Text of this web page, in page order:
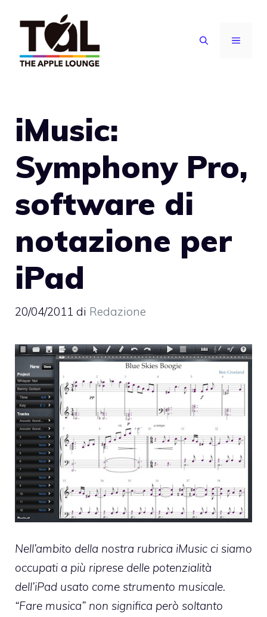
contenuto
MENU
iMusic:
Symphony Pro,
software di
notazione per
iPad
20/04/2011 di Redazione
Nell’ambito della nostra rubrica iMusic ci siamo
occupati a più riprese delle potenzialità
dell’iPad usato come strumento musicale.
“Fare musica” non significa però soltanto